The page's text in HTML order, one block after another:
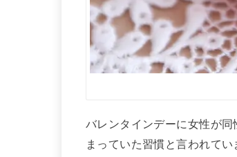
バレンタインデーに女性が
まっていた習慣と言われて